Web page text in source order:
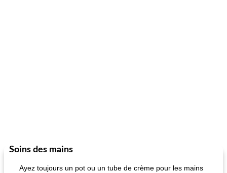
Soins des mains
Ayez toujours un pot ou un tube de crème pour les mains